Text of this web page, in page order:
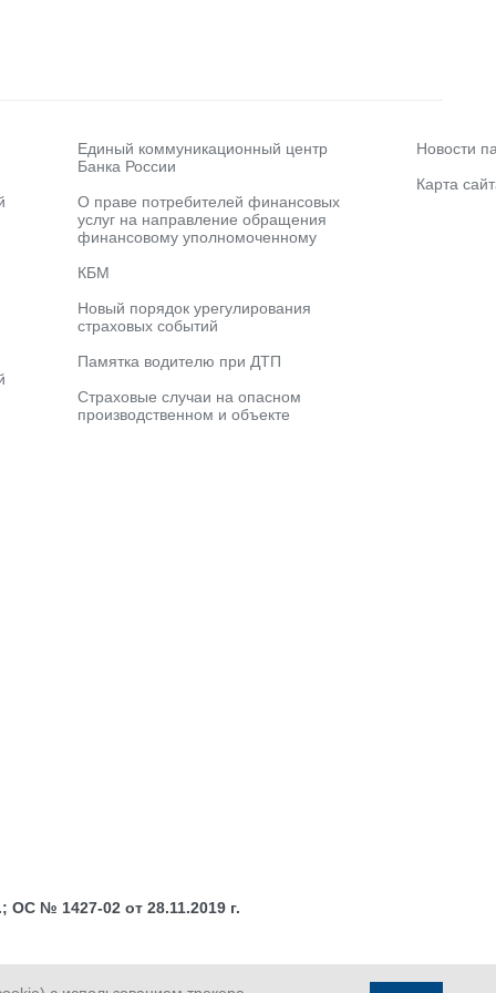
Единый коммуникационный центр
Банка России
О праве потребителей финансовых
услуг на направление обращения
финансовому уполномоченному
КБМ
Новый порядок урегулирования
страховых событий
Памятка водителю при ДТП
Страховые случаи на опасном
производственном и объекте
Новости
Карта
№ 1427-02 от 28.11.2019 г.